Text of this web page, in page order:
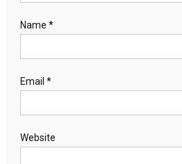
Name *
Email *
Website